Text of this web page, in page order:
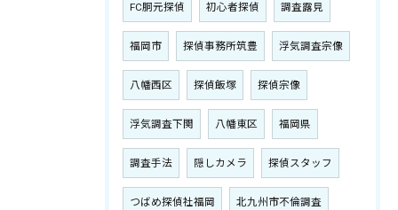
FC胴元探偵 初心者探偵 調査露見
福岡市 探偵事務所筑豊 浮気調査宗像
八幡西区 探偵飯塚 探偵宗像
浮気調査下関 八幡東区 福岡県
調査手法 隠しカメラ 探偵スタッフ
つばめ探偵社福岡 北九州市不倫調査